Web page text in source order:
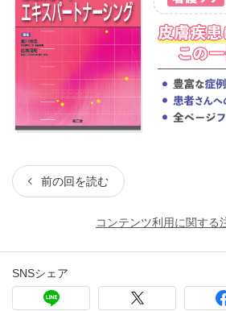
前の回を読む
コンテンツ利用に関する
SNSシェア